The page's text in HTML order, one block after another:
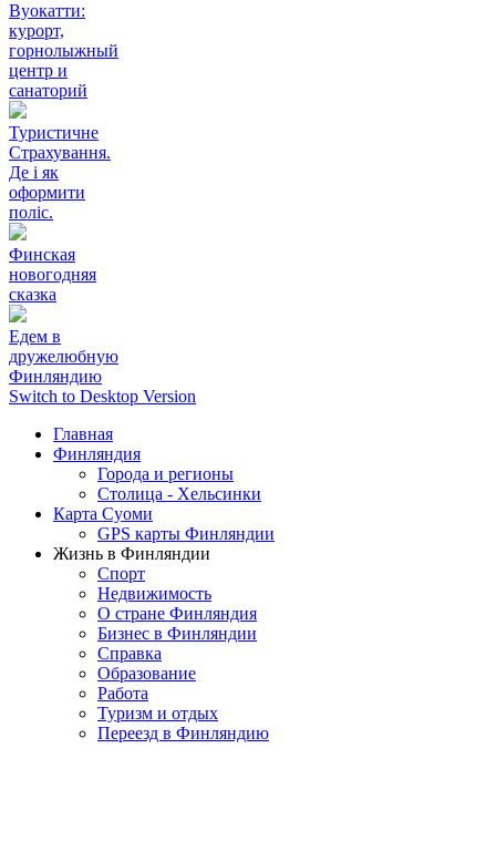
Вуокатти:
курорт,
горнолыжный
центр и
санаторий
Туристичне
Страхування.
Де і як
оформити
поліс.
Финская
новогодняя
сказка
Едем в
дружелюбную
Финляндию
Switch to Desktop Version
Главная
Финляндия
Города и регионы
Столица - Хельсинки
Карта Суоми
GPS карты Финляндии
Жизнь в Финляндии
Спорт
Недвижимость
О стране Финляндия
Бизнес в Финляндии
Справка
Образование
Работа
Туризм и отдых
Переезд в Финляндию